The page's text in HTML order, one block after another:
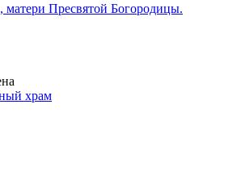
Пресвятой Богородицы.
храм